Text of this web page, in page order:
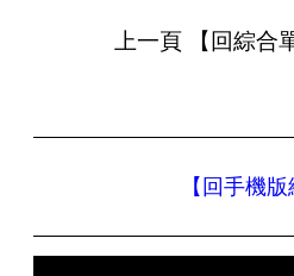
上一頁 【回綜合
【回手機版